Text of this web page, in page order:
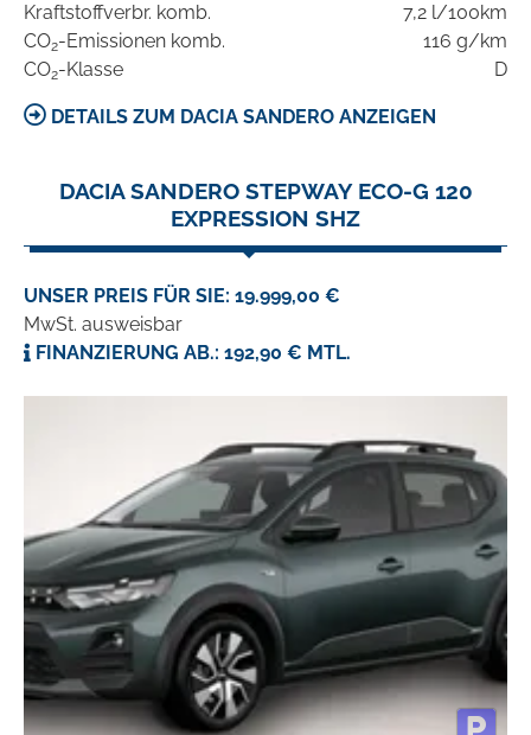
Kraftstoffverbr. komb.
7,2 l/100km
CO2-Emissionen komb.
116 g/km
CO2-Klasse D
DETAILS ZUM DACIA SANDERO ANZEIGEN
DACIA SANDERO STEPWAY ECO-G 120
EXPRESSION SHZ
UNSER PREIS FÜR SIE: 19.999,00 €
MwSt. ausweisbar
FINANZIERUNG AB.: 192,90 € MTL.